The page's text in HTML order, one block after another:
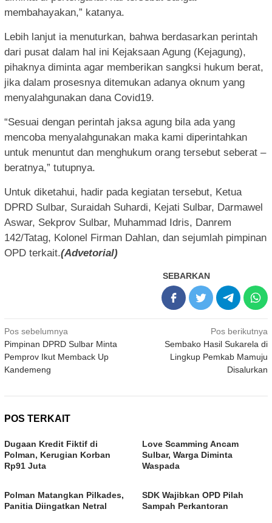
membahayakan,” katanya.
Lebih lanjut ia menuturkan, bahwa berdasarkan perintah
dari pusat dalam hal ini Kejaksaan Agung (Kejagung),
pihaknya diminta agar memberikan sangksi hukum berat,
jika dalam prosesnya ditemukan adanya oknum yang
menyalahgunakan dana Covid19.
“Sesuai dengan perintah jaksa agung bila ada yang
mencoba menyalahgunakan maka kami diperintahkan
untuk menuntut dan menghukum orang tersebut seberat –
beratnya,” tutupnya.
Untuk diketahui, hadir pada kegiatan tersebut, Ketua
DPRD Sulbar, Suraidah Suhardi, Kejati Sulbar, Darmawel
Aswar, Sekprov Sulbar, Muhammad Idris, Danrem
142/Tatag, Kolonel Firman Dahlan, dan sejumlah pimpinan
OPD terkait.(Advetorial)
SEBARKAN
Navigasi
pos
Pos sebelumnya
Pimpinan DPRD Sulbar Minta
Pemprov Ikut Memback Up
Kandemeng
Pos berikutnya
Sembako Hasil Sukarela di
Lingkup Pemkab Mamuju
Disalurkan
POS TERKAIT
Dugaan Kredit Fiktif di
Polman, Kerugian Korban
Rp91 Juta
Love Scamming Ancam
Sulbar, Warga Diminta
Waspada
Polman Matangkan Pilkades,
Panitia Diingatkan Netral
SDK Wajibkan OPD Pilah
Sampah Perkantoran